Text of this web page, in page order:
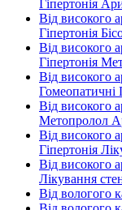
Гіпертонія
Від високого
Гіпертонія
Від високого
Гіпертонія
Від високого
Гомеопатичні
Від високого
Метопролол
Від високого
Гіпертонія
Від високого
Лікування
Від вологого